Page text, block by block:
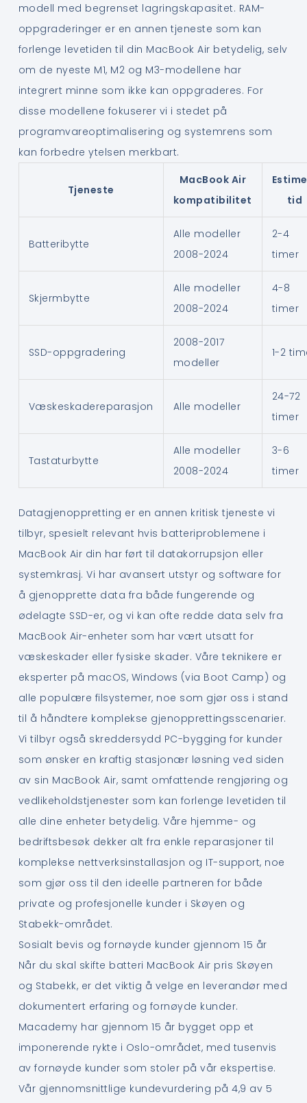
modell med begrenset lagringskapasitet. RAM-
oppgraderinger er en annen tjeneste som kan
forlenge levetiden til din MacBook Air betydelig, selv
om de nyeste M1, M2 og M3-modellene har
integrert minne som ikke kan oppgraderes. For
disse modellene fokuserer vi i stedet på
programvareoptimalisering og systemrens som
kan forbedre ytelsen merkbart.
Tjeneste
MacBook Air
kompatibilitet
tid
Batteribytte
Alle modeller
2008-2024
2-4
timer
Skjermbytte
Alle modeller
2008-2024
4-8
timer
SSD-oppgradering
2008-2017
modeller
1-2
Væskeskadereparasjon Alle modeller
24-72
timer
Tastaturbytte
Alle modeller
2008-2024
3-6
timer
Datagjenoppretting er en annen kritisk tjeneste vi
tilbyr, spesielt relevant hvis batteriproblemene i
MacBook Air din har ført til datakorrupsjon eller
systemkrasj. Vi har avansert utstyr og software for
å gjenopprette data fra både fungerende og
ødelagte SSD-er, og vi kan ofte redde data selv fra
MacBook Air-enheter som har vært utsatt for
væskeskader eller fysiske skader. Våre teknikere er
eksperter på macOS, Windows (via Boot Camp) og
alle populære filsystemer, noe som gjør oss i stand
til å håndtere komplekse gjenopprettingsscenarier.
Vi tilbyr også skreddersydd PC-bygging for kunder
som ønsker en kraftig stasjonær løsning ved siden
av sin MacBook Air, samt omfattende rengjøring og
vedlikeholdstjenester som kan forlenge levetiden til
alle dine enheter betydelig. Våre hjemme- og
bedriftsbesøk dekker alt fra enkle reparasjoner til
komplekse nettverksinstallasjon og IT-support, noe
som gjør oss til den ideelle partneren for både
private og profesjonelle kunder i Skøyen og
Stabekk-området.
Sosialt bevis og fornøyde kunder gjennom 15 år
Når du skal skifte batteri MacBook Air pris Skøyen
og Stabekk, er det viktig å velge en leverandør med
dokumentert erfaring og fornøyde kunder.
Macademy har gjennom 15 år bygget opp et
imponerende rykte i Oslo-området, med tusenvis
av fornøyde kunder som stoler på vår ekspertise.
Vår gjennomsnittlige kundevurdering på 4,9 av 5